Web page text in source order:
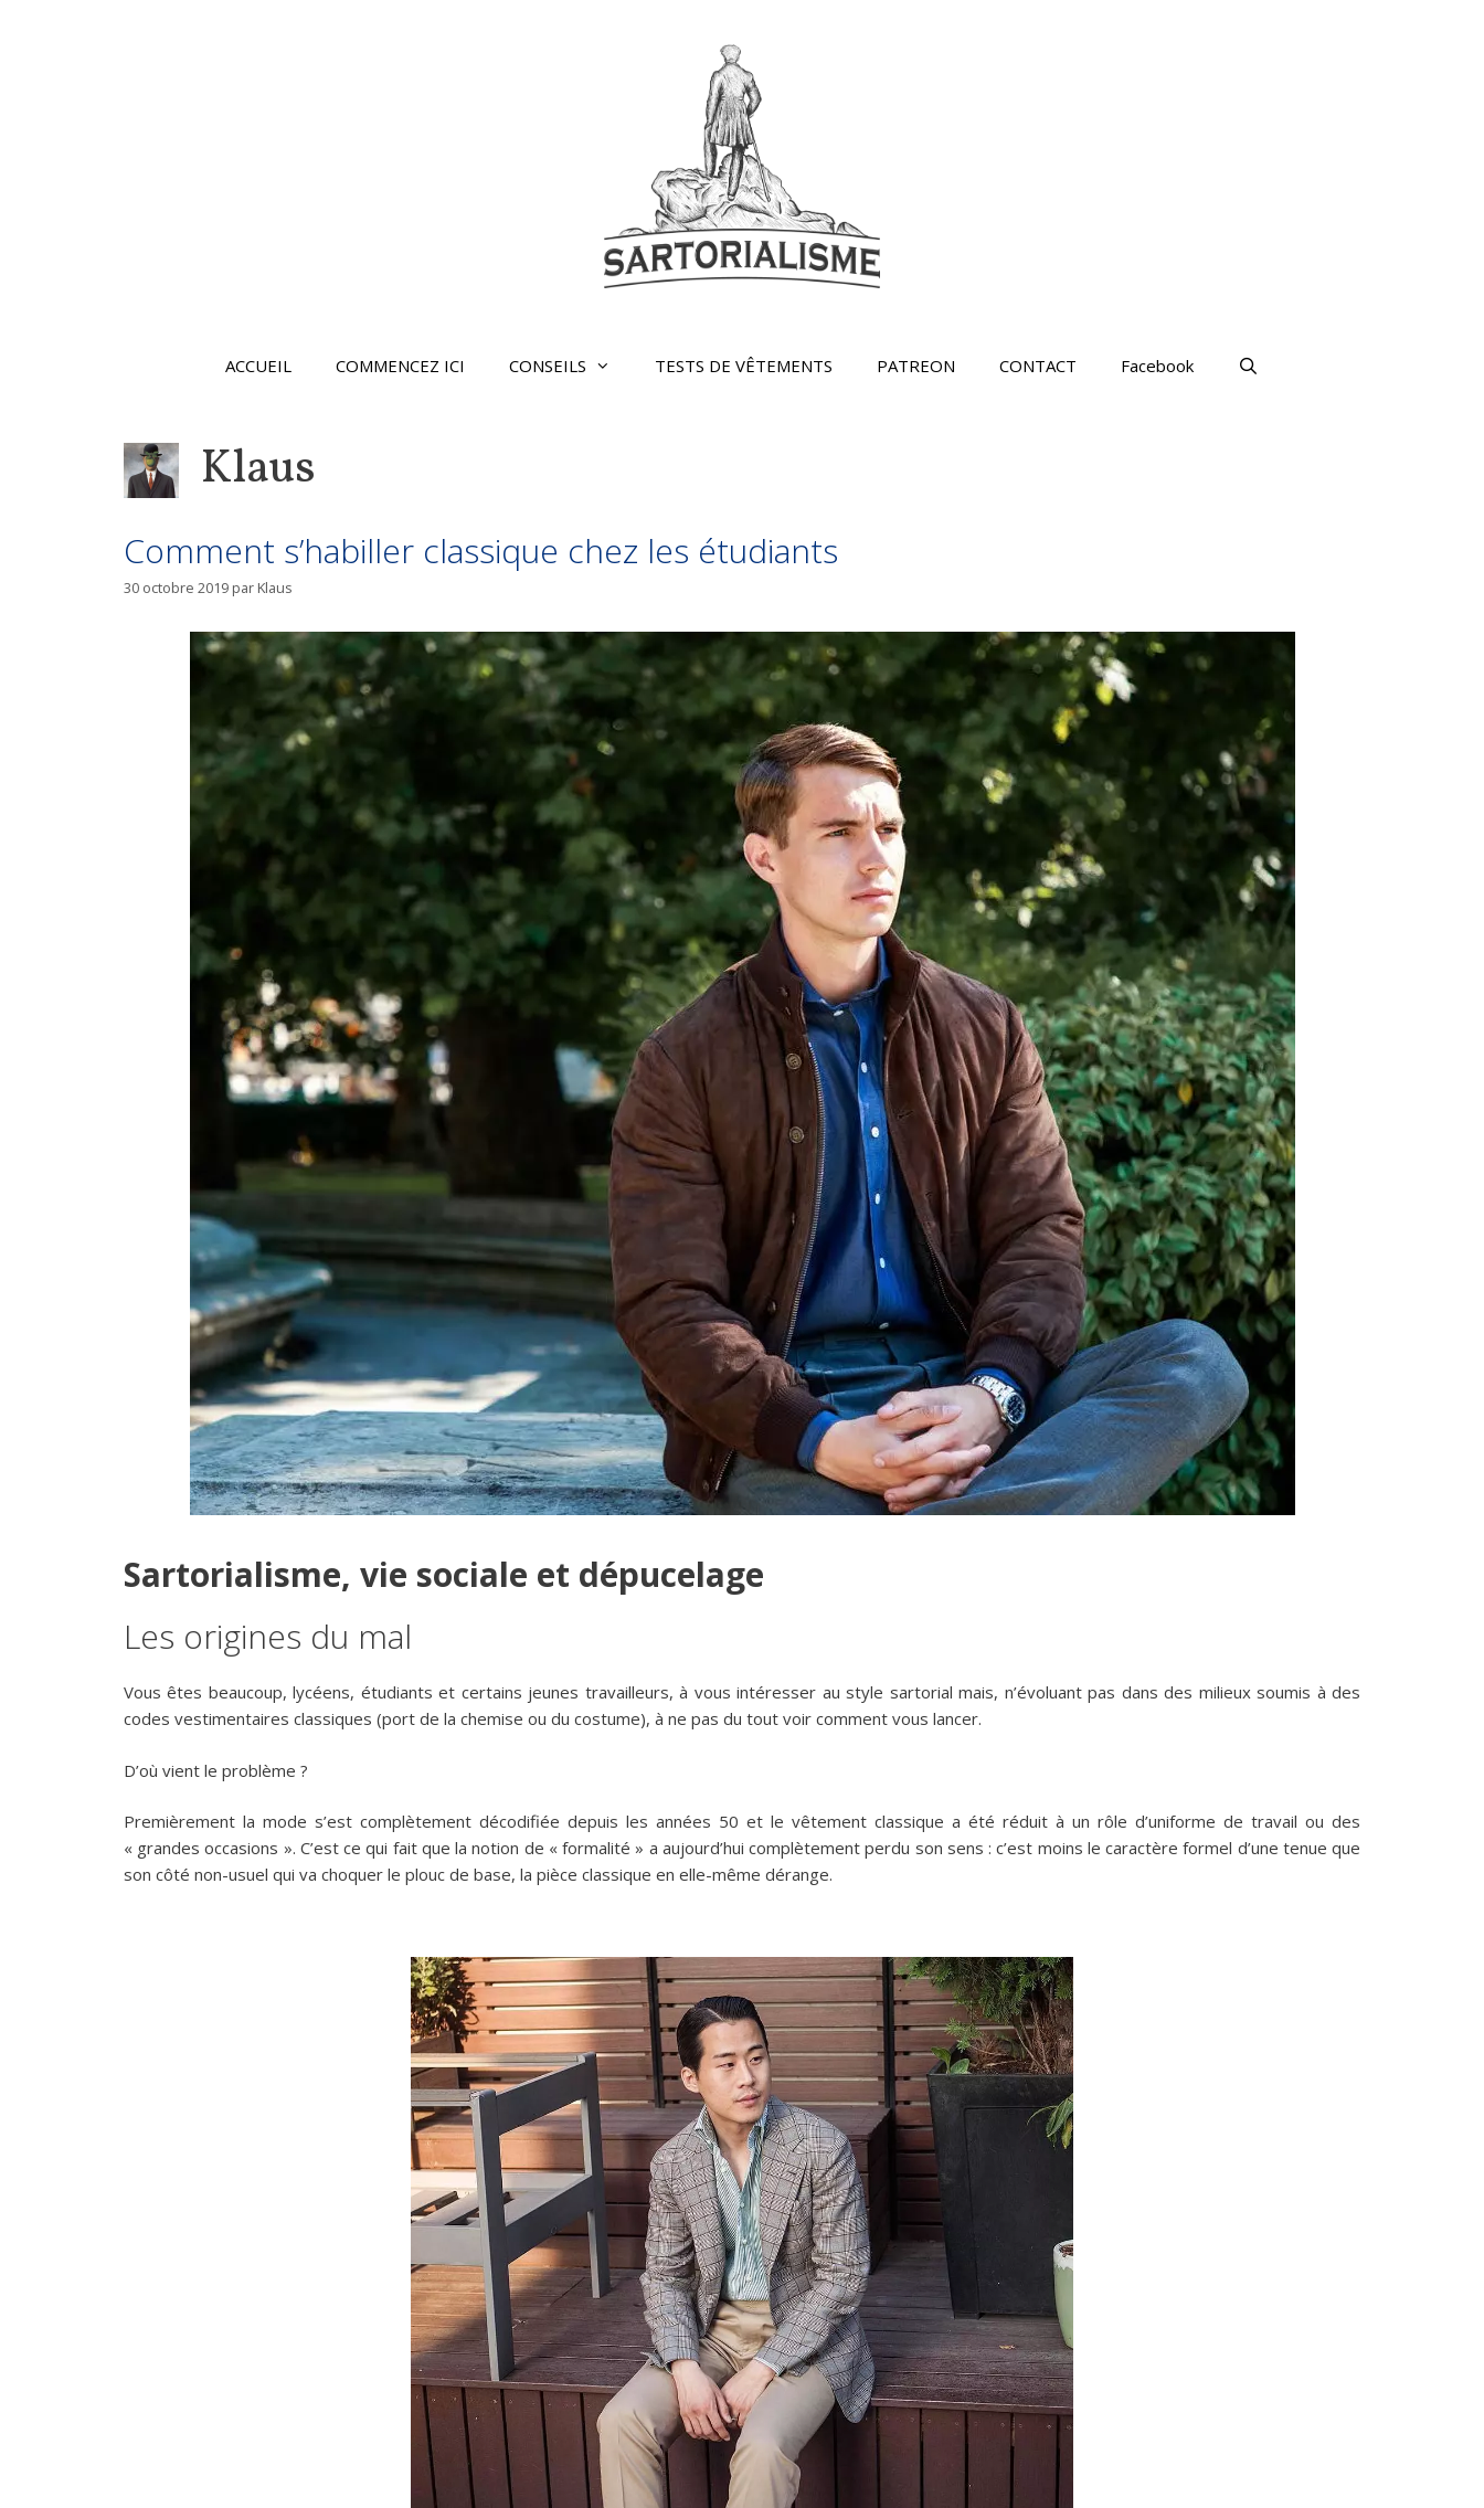
ACCUEIL COMMENCEZ ICI CONSEILS TESTS DE VÊTEMENTS PATREON CONTACT Facebook
Klaus
Comment s’habiller classique chez les étudiants
30 octobre 2019 par Klaus
Sartorialisme, vie sociale et dépucelage
Les origines du mal
Vous êtes beaucoup, lycéens, étudiants et certains jeunes travailleurs, à vous intéresser au style sartorial mais, n’évoluant pas dans des milieux soumis à des
codes vestimentaires classiques (port de la chemise ou du costume), à ne pas du tout voir comment vous lancer.
D’où vient le problème ?
Premièrement la mode s’est complètement décodifiée depuis les années 50 et le vêtement classique a été réduit à un rôle d’uniforme de travail ou des
« grandes occasions ». C’est ce qui fait que la notion de « formalité » a aujourd’hui complètement perdu son sens : c’est moins le caractère formel d’une tenue que
son côté non-usuel qui va choquer le plouc de base, la pièce classique en elle-même dérange.